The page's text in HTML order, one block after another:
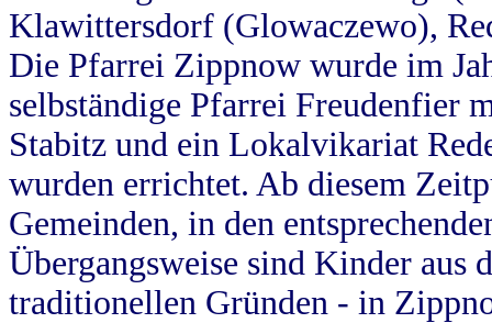
Klawittersdorf (Glowaczewo),
Die Pfarrei Zippnow wurde im
selbständige Pfarrei Freudenfier
Stabitz und ein Lokalvikariat
wurden errichtet. Ab diesem
Gemeinden, in den
Übergangsweise sind Kinder aus
traditionellen Gründen - in